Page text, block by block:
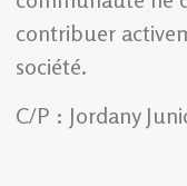
contribuer
société.
C/P : Jordany